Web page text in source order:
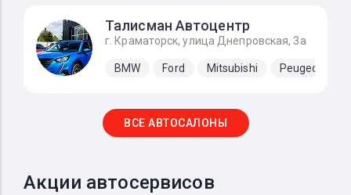
Талисман Автоцентр
г. Краматорск, улица Днепровская, 3а
BMW Ford Mitsubishi Peugeot
ВСЕ АВТОСАЛОНЫ
Акции автосервисов